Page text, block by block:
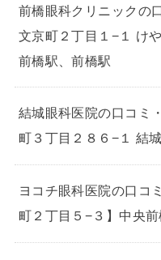
前橋眼科クリニックの
文京町２丁目１−１ け
前橋駅、前橋駅
結城眼科医院の口コミ
町３丁目２８６−１ 結
ヨコチ眼科医院の口コ
町２丁目５−３】中央前